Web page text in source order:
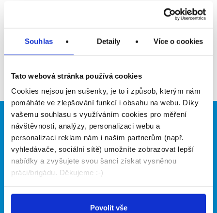
Souhlas Detaily Více o cookies
Tato webová stránka používá cookies
Cookies nejsou jen sušenky, je to i způsob, kterým nám
pomáháte ve zlepšování funkcí i obsahu na webu. Díky
vašemu souhlasu s využíváním cookies pro měření
návštěvnosti, analýzy, personalizaci webu a
personalizaci reklam nám i našim partnerům (např.
vyhledávače, sociální sítě) umožníte zobrazovat lepší
nabídky a zvyšujete svou šanci získat vysněnou
práci/brigádu. Děkujeme :-)
Povolit vše
Brigádníci
Články
Hledané brigády
Firmy
Vložit inzerát
Ceník
Propagace
O portálu